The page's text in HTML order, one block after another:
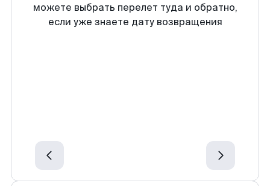
можете выбрать перелет туда и обратно,
если уже знаете дату возвращения